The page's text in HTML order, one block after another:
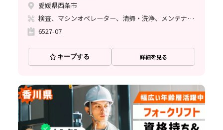
愛媛県西条市
検査、マシンオペレーター、清掃・洗浄、メンテナンス・保全、ライン作業
6527-07
キープする 詳細を見る